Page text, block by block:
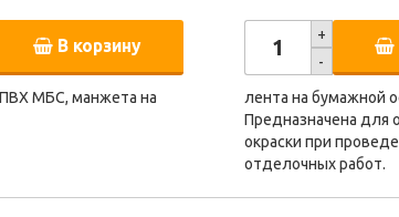
В корзину
МБС, манжета на
+
-
лента на бумажной
Предназначена для
окраски при
отделочных работ.